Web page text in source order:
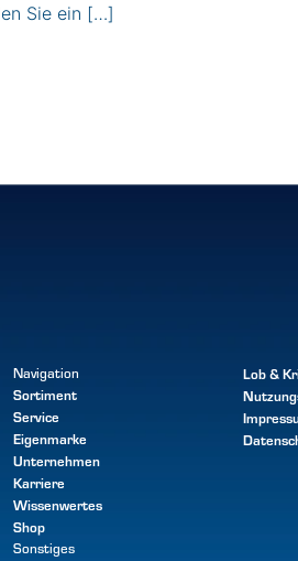
Sie ein […]
Navigation
Sortiment
Service
Eigenmarke
Unternehmen
Karriere
Wissenwertes
Shop
Sonstiges
Lob &